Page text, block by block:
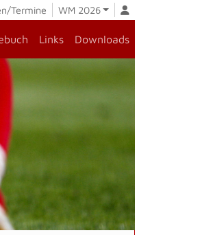
Termine WM 2026
Links Downloads